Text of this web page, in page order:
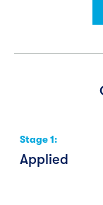
Stage1:
Applied